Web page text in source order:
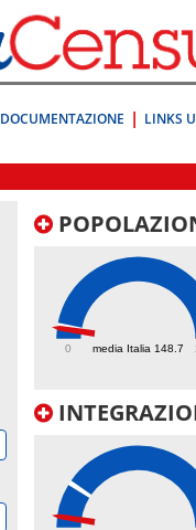
DOCUMENTAZIONE LINKS
media Italia 148.7
0